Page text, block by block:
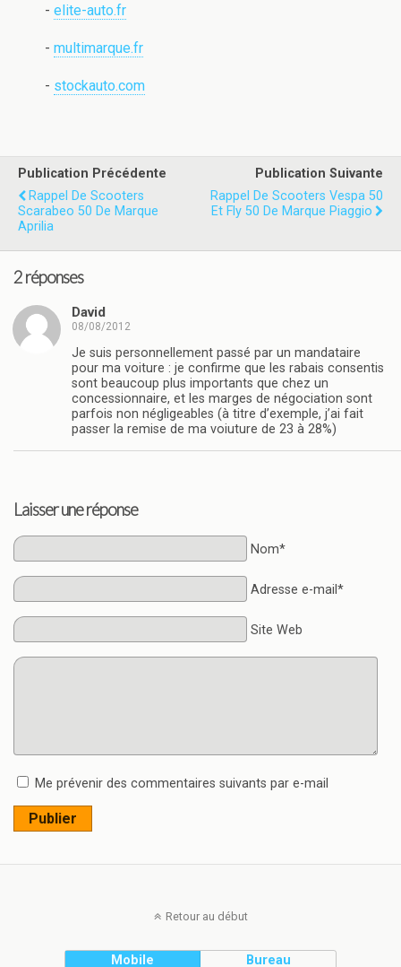
- elite-auto.fr
- multimarque.fr
- stockauto.com
Publication Précédente
Rappel De Scooters
Scarabeo 50 De Marque
Aprilia
Publication Suivante
Rappel De Scooters Vespa 50
Et Fly 50 De Marque Piaggio
2 réponses
David
08/08/2012
Je suis personnellement passé par un mandataire
pour ma voiture : je confirme que les rabais consentis
sont beaucoup plus importants que chez un
concessionnaire, et les marges de négociation sont
parfois non négligeables (à titre d’exemple, j’ai fait
passer la remise de ma voiuture de 23 à 28%)
Laisser une réponse
Nom*
Adresse e-mail*
Site Web
Me prévenir des commentaires suivants par e-mail
Publier
Retour au début
Mobile Bureau